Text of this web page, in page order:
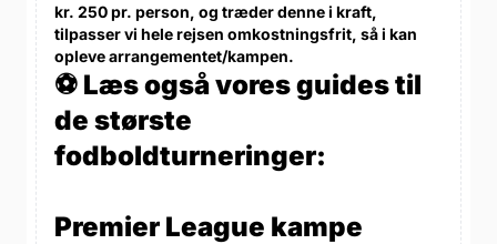
kr. 250 pr. person, og træder denne i kraft,
tilpasser vi hele rejsen omkostningsfrit, så i kan
opleve arrangementet/kampen.
⚽ Læs også vores guides til
de største
fodboldturneringer:
Premier League kampe